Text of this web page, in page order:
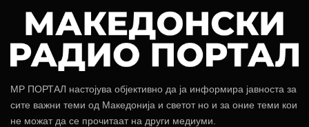
МР ПОРТАЛ настојува објективно да ја информира јавноста за
сите важни теми од Македонија и светот но и за оние теми кои
не можат да се прочитаат на други медиуми.